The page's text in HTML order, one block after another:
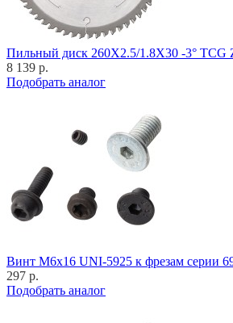
Пильный диск 260X2.5/1.8X30 -3° TCG
8 139 р.
Подобрать аналог
Винт M6x16 UNI-5925 к фрезам серии
297 р.
Подобрать аналог